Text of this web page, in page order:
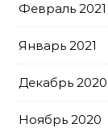
Февраль 2021
Январь 2021
Декабрь 2020
Ноябрь 2020